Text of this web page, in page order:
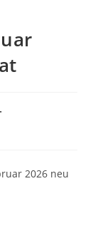
2026 neu